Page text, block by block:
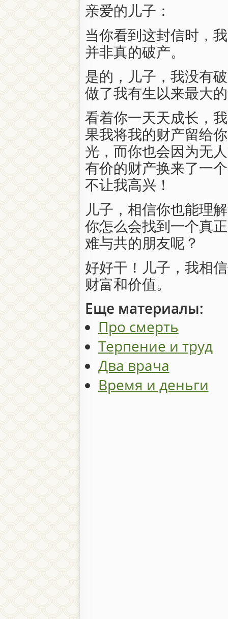
亲爱的儿子：
当你看到这封信时，
并非真的破产。
是的，儿子，我没有
做了我有生以来最大
看着你一天天成长，
果我将我的财产留给
光，而你也会因为无
有价的财产换来了一
不让我高兴！
儿子，相信你也能理
你怎么会找到一个真
难与共的朋友呢？
好好干！儿子，我相
财富和价值。
Еще материалы:
Про смерть
Терпение и труд
Два врача
Время и деньги